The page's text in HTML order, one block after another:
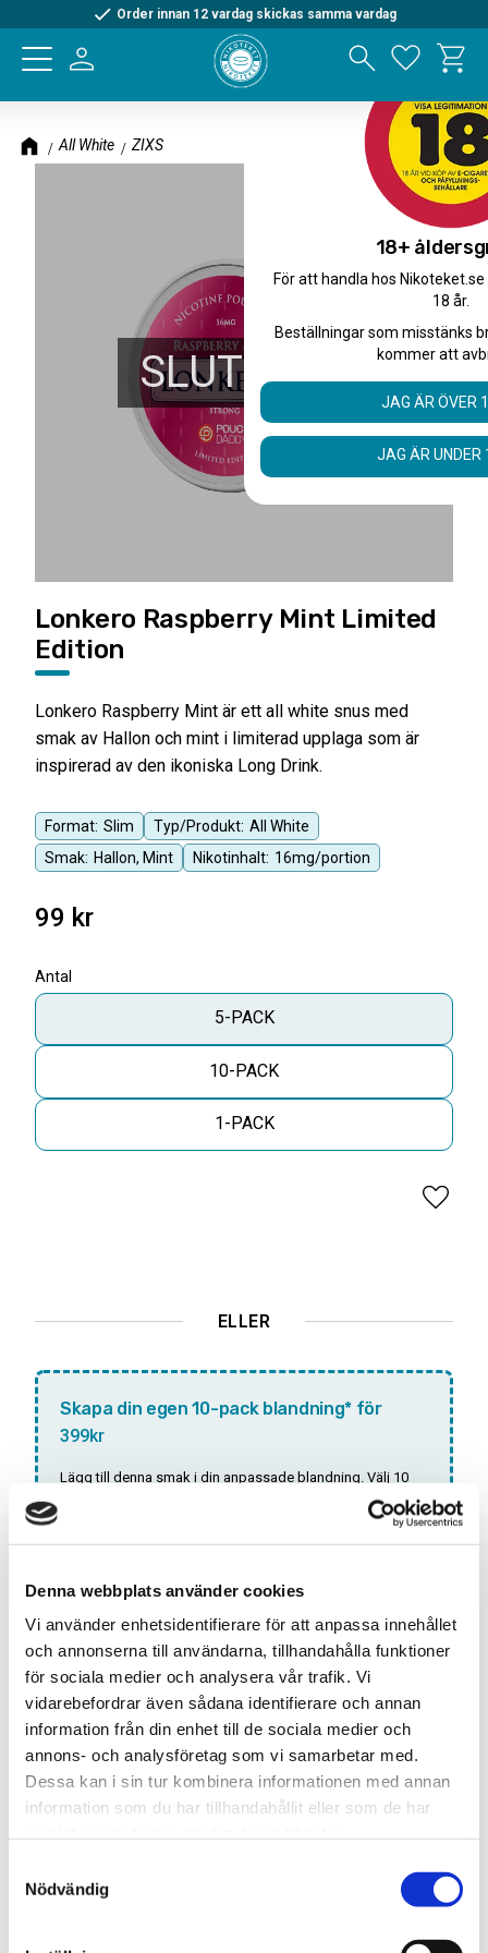
Denna webbplats använder cookies
Vi använder enhetsidentifierare för att anpassa innehållet
och annonserna till användarna, tillhandahålla funktioner
för sociala medier och analysera vår trafik. Vi
vidarebefordrar även sådana identifierare och annan
information från din enhet till de sociala medier och
annons- och analysföretag som vi samarbetar med.
Dessa kan i sin tur kombinera informationen med annan
information som du har tillhandahållit eller som de har
Nödvändig
Meny
Order innan 12 vardag skickas samma vardag
All White ZIXS
SLUTSÅLD
Format: Slim Typ/Produkt: All White
Smak: Hallon, Mint Nikotinhalt: 16mg/portion
Lonkero Raspberry Mint Limited
Edition
Lonkero Raspberry Mint är ett all white snus med
smak av Hallon och mint i limiterad upplaga som är
inspirerad av den ikoniska Long Drink.
99 kr
Antal
5-PACK
10-PACK
1-PACK
Lägg
ELLER
Skapa din egen 10-pack blandning* för
399kr
Lägg till denna smak i din anpassade blandning. Välj 10
Antal:
SLUTSÅLD
*Gäller endast ALL WHITEdosor
Snabba leveranser med PostNord
Beställningar innan 12.00 skickas samma dag
Leverans 1-3 arbetsdagar
TSWSKU-39612-39617
Format
Slim
18+
För att handla hos
18 år.
Beställningar som misstänks
kommer att
JAG ÄR ÖVER
JAG ÄR UNDER